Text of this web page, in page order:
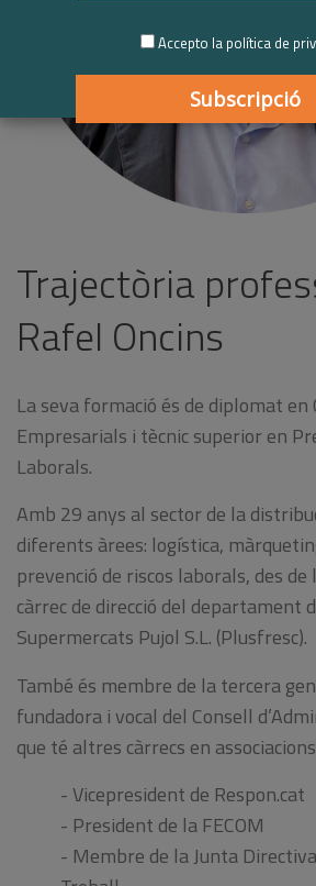
Trajectòria
Rafel Oncins
La seva formació és de diplomat en
Empresarials i tècnic superior en
Laborals.
Amb 29 anys al sector de la
diferents àrees: logística,
prevenció de riscos laborals, des
càrrec de direcció del departament
Supermercats Pujol S.L. (Plusfresc).
També és membre de la tercera
fundadora i vocal del Consell
que té altres càrrecs en
- Vicepresident de Respon.cat
- President de la FECOM
- Membre de la Junta
Accepto la política de